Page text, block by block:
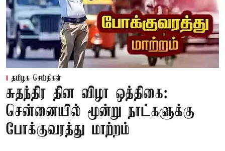
தமிழக செய்திகள்
சுதந்திர தின விழா ஒத்திகை:
சென்னையில் மூன்று நாட்களுக்கு
போக்குவரத்து மாற்றம்